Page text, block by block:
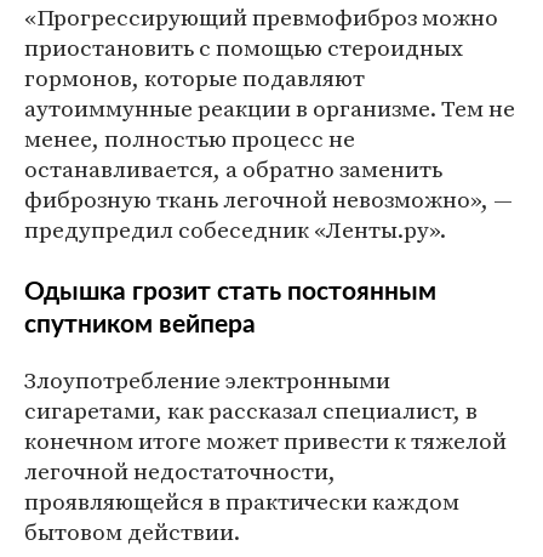
«Прогрессирующий превмофиброз можно
приостановить с помощью стероидных
гормонов, которые подавляют
аутоиммунные реакции в организме. Тем не
менее, полностью процесс не
останавливается, а обратно заменить
фиброзную ткань легочной невозможно», —
предупредил собеседник «Ленты.ру».
Одышка грозит стать постоянным
спутником вейпера
Злоупотребление электронными
сигаретами, как рассказал специалист, в
конечном итоге может привести к тяжелой
легочной недостаточности,
проявляющейся в практически каждом
бытовом действии.